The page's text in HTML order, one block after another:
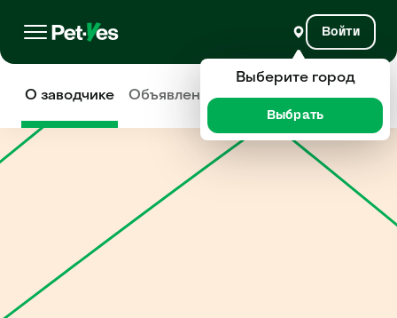
Войти
О заводчике Объявления Отзывы
Выберите город
Выбрать